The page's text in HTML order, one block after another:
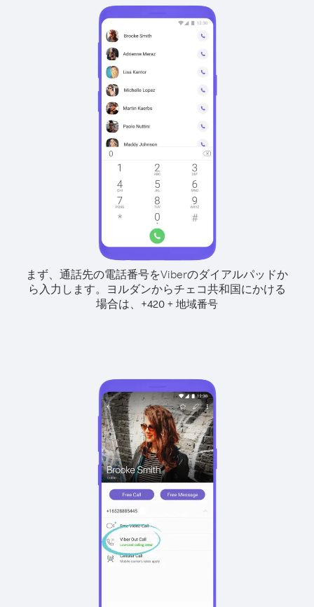
まず、通話先の電話番号をViberのダイアルパッドか
ら入力します。 ヨルダンからチェコ共和国にかける
場合は、 +420 + 地域番号